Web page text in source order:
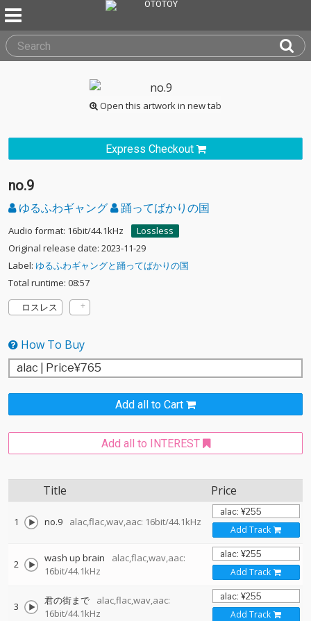
Open this artwork in new tab
Express Checkout
no.9
ゆるふわギャング 踊ってばかりの国
Audio format: 16bit/44.1kHz
Lossless
Original release date: 2023-11-29
Label: ゆるふわギャングと踊ってばかりの国
Total runtime: 08:57
ロスレス
How To Buy
Add all to Cart
Add all to INTEREST
Title Price
1 no.9 alac,flac,wav,aac: 16bit/44.1kHz
Add Track
2 wash up brain
alac,flac,wav,aac:
16bit/44.1kHz
Add Track
3 君の街まで
alac,flac,wav,aac:
16bit/44.1kHz
Add Track